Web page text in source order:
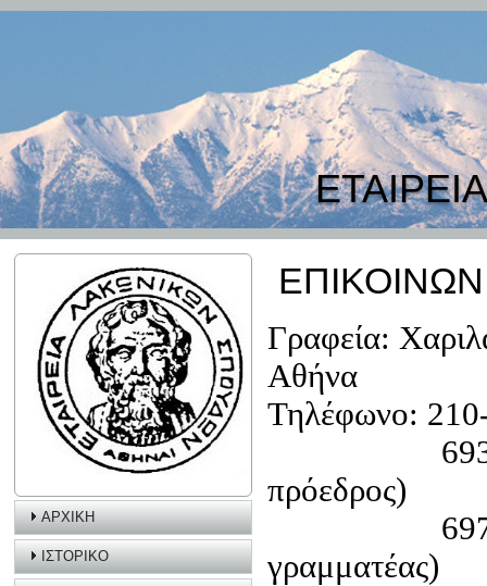
ΑΡΧΙΚΗ
ΙΣΤΟΡΙΚΟ
Γραφεία:
Αθήνα
Τηλέφωνο:
6936-
πρόεδρος)
6974-
γραμματέας)